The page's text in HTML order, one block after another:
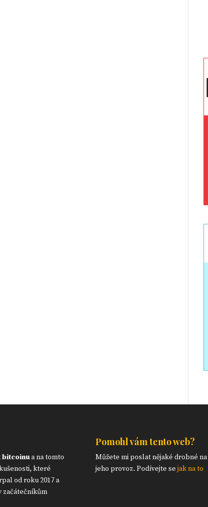
bitcoinua na tomto
které
od roku 2017 a
začátečníkům
Pomohl vám tento web?
Můžete mi poslat nějaké drobné na
jeho provoz. Podívejte se jak na to